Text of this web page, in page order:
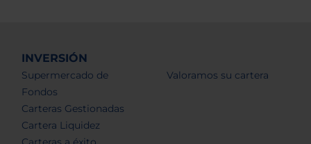
INVERSIÓN
Supermercado de
Fondos
Carteras Gestionadas
Cartera Liquidez
Carteras a éxito
Valoramos su cartera